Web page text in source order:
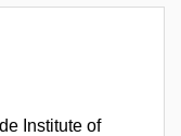
Institute of